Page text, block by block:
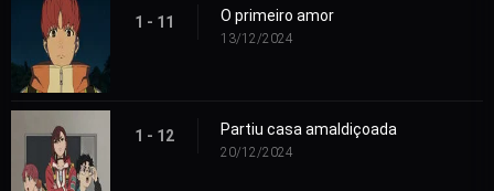
1 - 11 O primeiro amor
13/12/2024
1 - 12 Partiu casa amaldiçoada
20/12/2024